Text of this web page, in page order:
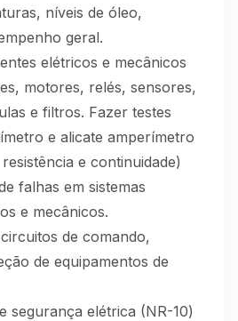
níveis de óleo,
geral.
elétricos e mecânicos
motores, relés, sensores,
e filtros. Fazer testes
e alicate amperímetro
e continuidade)
falhas em sistemas
e mecânicos.
de comando,
de equipamentos de
segurança elétrica (NR-10)